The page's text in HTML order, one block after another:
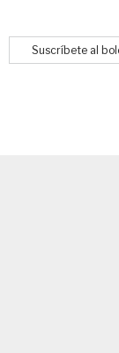
Suscríbete al